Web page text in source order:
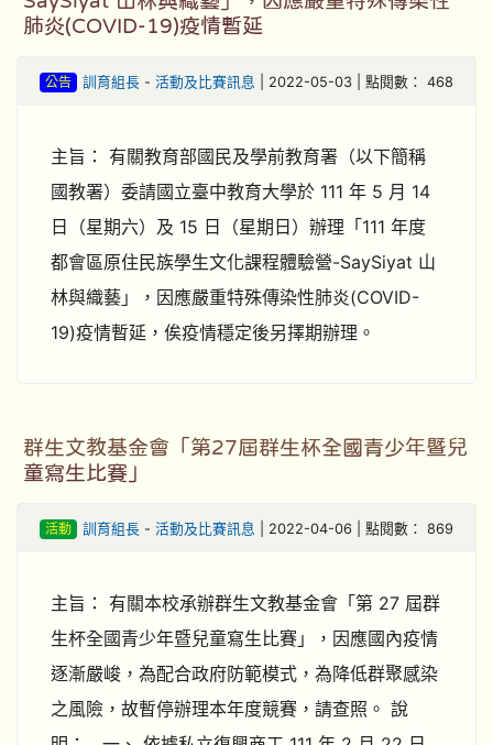
肺炎(COVID-19)疫情暫延
公告 訓育組長- 活動及比賽訊息 | 2022-05-03 | 點閱數： 468
主旨： 有關教育部國民及學前教育署（以下簡稱
國教署）委請國立臺中教育大學於 111 年 5 月 14
日（星期六）及 15 日（星期日）辦理「111 年度
都會區原住民族學生文化課程體驗營-SaySiyat 山
林與織藝」，因應嚴重特殊傳染性肺炎(COVID-
19)疫情暫延，俟疫情穩定後另擇期辦理。
群生文教基金會「第27屆群生杯全國青少年暨兒
童寫生比賽」
活動 訓育組長- 活動及比賽訊息 | 2022-04-06 | 點閱數： 869
主旨： 有關本校承辦群生文教基金會「第 27 屆群
生杯全國青少年暨兒童寫生比賽」，因應國內疫情
逐漸嚴峻，為配合政府防範模式，為降低群聚感染
之風險，故暫停辦理本年度競賽，請查照。 說